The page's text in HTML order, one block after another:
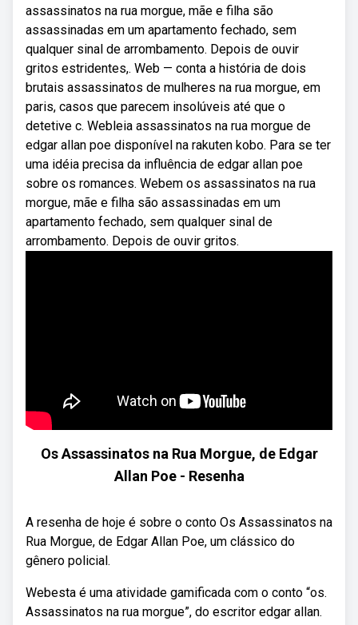
assassinatos na rua morgue, mãe e filha são
assassinadas em um apartamento fechado, sem
qualquer sinal de arrombamento. Depois de ouvir
gritos estridentes,. Web — conta a história de dois
brutais assassinatos de mulheres na rua morgue, em
paris, casos que parecem insolúveis até que o
detetive c. Webleia assassinatos na rua morgue de
edgar allan poe disponível na rakuten kobo. Para se ter
uma idéia precisa da influência de edgar allan poe
sobre os romances. Webem os assassinatos na rua
morgue, mãe e filha são assassinadas em um
apartamento fechado, sem qualquer sinal de
arrombamento. Depois de ouvir gritos.
Os Assassinatos na Rua Morgue, de Edgar
Allan Poe - Resenha
A resenha de hoje é sobre o conto Os Assassinatos na
Rua Morgue, de Edgar Allan Poe, um clássico do
gênero policial.
Webesta é uma atividade gamificada com o conto “os.
Assassinatos na rua morgue”, do escritor edgar allan.